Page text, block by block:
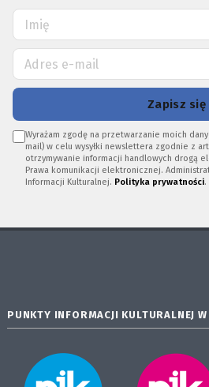
Zapisz się
Wyrażam zgodę na przetwarzanie moich
mail) w celu wysyłki newslettera zgodnie z
otrzymywanie informacji handlowych drogą
Prawa komunikacji elektronicznej.
Informacji Kulturalnej. Polityka prywatności.
PUNKTY INFORMACJI KULTURALNEJ